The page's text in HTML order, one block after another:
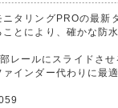
ニタリングPROの最
とにより、確かな防
レールにスライドさせ
インダー代わりに最